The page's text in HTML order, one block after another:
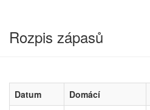
Rozpis zápasů
Datum Domácí